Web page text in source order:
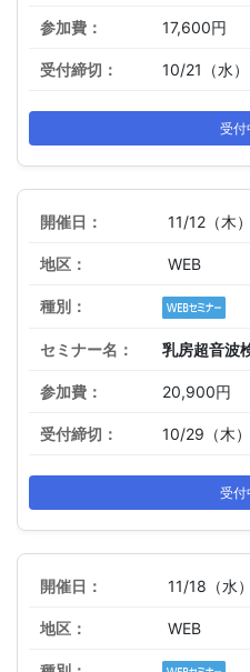
17,600円
10/21（水）
受付
11/12（木
WEB
乳房超音波
20,900円
10/29（木）
受付
11/18（水
WEB